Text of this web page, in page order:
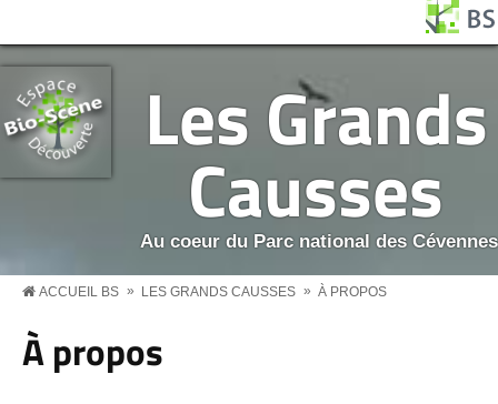
Les Grands
Causses
Au coeur du Parc national des Cévennes
BS MENU
ACCUEIL BS » LES GRANDS CAUSSES » À PROPOS
À propos